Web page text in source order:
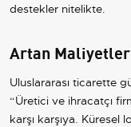
destekler nitelikte.
Artan Maliyetler
Uluslararası ticarette
“Üretici ve ihracatçı
karşı karşıya.